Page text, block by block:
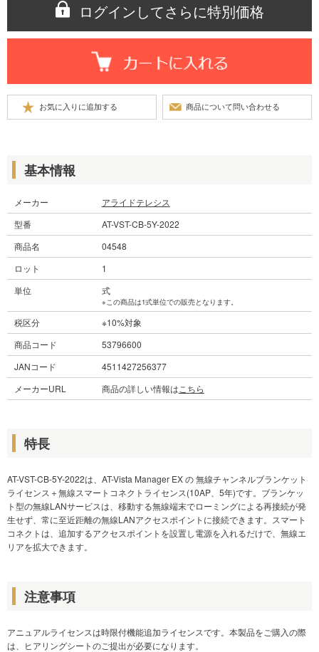
ログインしてさらに特別価格
基本情報
メーカー
アライドテレシス
型番
AT-VST-CB-5Y-2022
商品名
04548
ロット
1
単位
式
※この商品は1式単位での販売となります。
税区分
※10%対象
商品コード
53796600
JANコード
4511427256377
メーカーURL
商品の詳しい情報は こちら
特長
AT-VST-CB-5Y-2022は、AT-Vista Manager EX の 無線チャンネルブランケット
ライセンス＋無線スマートコネクトライセンス(10AP、5年)です。ブランケッ
ト型の無線LANサービスは、移動する無線端末でローミングによる再接続が発
生せず、常に至近距離の無線LANアクセスポイントに接続できます。スマート
コネクトは、追加するアクセスポイントを設置し電源を入れるだけで、無線エ
リアを拡大できます。
注意事項
アニュアルライセンスは時限付機能追加ライセンスです。本製品をご購入の際
は、ヒアリングシートのご提出が必要になります。